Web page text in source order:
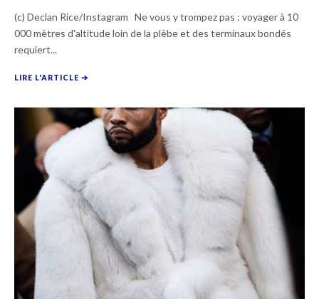
(c) Declan Rice/Instagram Ne vous y trompez pas : voyager à 10
000 mètres d'altitude loin de la plèbe et des terminaux bondés
requiert...
LIRE L'ARTICLE ➔